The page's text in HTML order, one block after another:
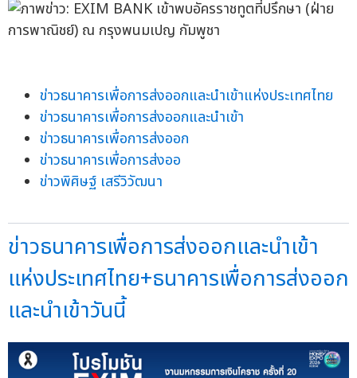
ข่าวธนาคารเพื่อการส่งออกและนำเข้าแห่งประเทศไทย
ข่าวธนาคารเพื่อการส่งออกและนำเข้า
ข่าวธนาคารเพื่อการส่งออก
ข่าวธนาคารเพื่อการส่งออ
ข่าวพิศิษฐ์ เสรีวิวัฒนา
ข่าวธนาคารเพื่อการส่งออกและนำเข้า
แห่งประเทศไทย+ธนาคารเพื่อการส่งออก
และนำเข้าวันนี้